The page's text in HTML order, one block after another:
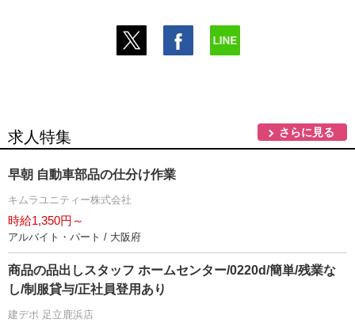
求人特集 さらに見る
早朝 自動車部品の仕分け作業
キムラユニティー株式会社
時給1,350円～
アルバイト・パート / 大阪府
商品の品出しスタッフ ホームセンター/0220d/簡単/残業な
し/制服貸与/正社員登用あり
建デポ 足立鹿浜店